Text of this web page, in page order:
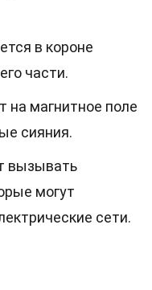
в короне
части.
на магнитное поле
сияния.
вызывать
могут
сети.